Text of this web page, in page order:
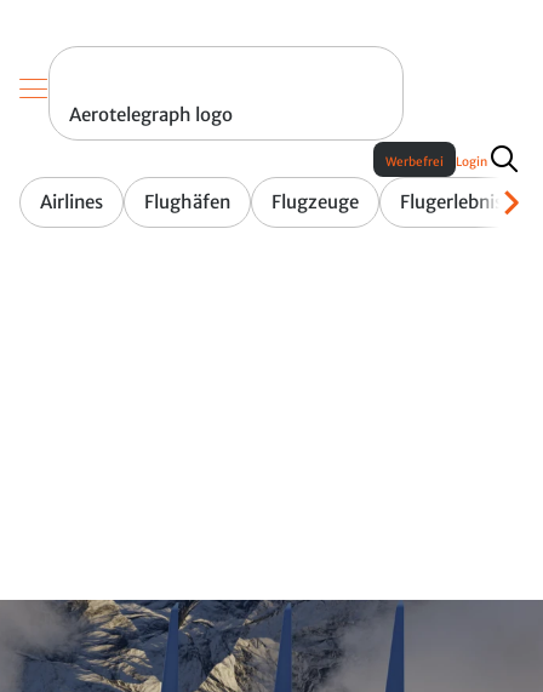
Aerotelegraph logo
Airlines Flughäfen Flugzeuge Flugerlebnis
Werbefrei Login